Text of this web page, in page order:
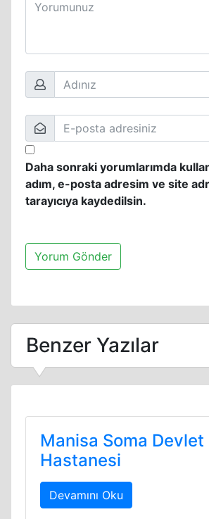
Daha sonraki yorumlarımda
adım, e-posta adresim ve site
tarayıcıya kaydedilsin.
Benzer Yazılar
Manisa Soma Devlet
Hastanesi
Devamını Oku